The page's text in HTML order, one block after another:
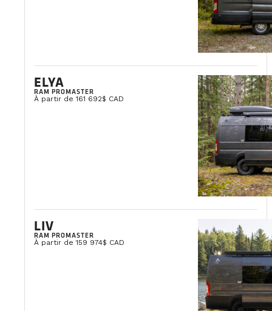
ELYA
RAM PROMASTER
À partir de 161 692$ CAD
LIV
RAM PROMASTER
À partir de 159 974$ CAD